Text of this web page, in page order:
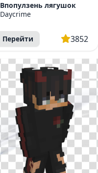
Впопулзень лягушок
Daycrime
Перейти 3852